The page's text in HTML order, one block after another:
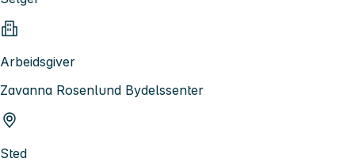
Arbeidsgiver
Zavanna Rosenlund Bydelssenter
Sted